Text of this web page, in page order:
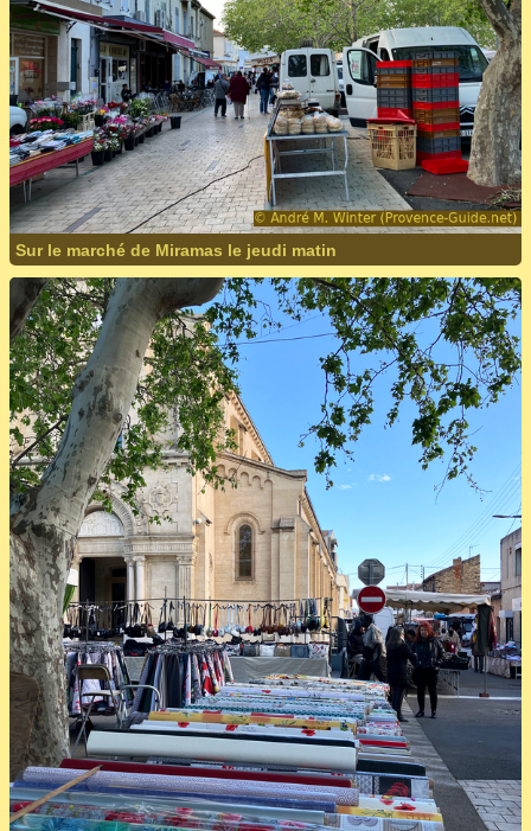
Sur le marché de Miramas le jeudi matin